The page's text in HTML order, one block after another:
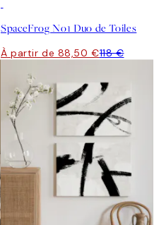
SpaceFrog No1 Duo de Toiles
À partir de 88,50 €118 €